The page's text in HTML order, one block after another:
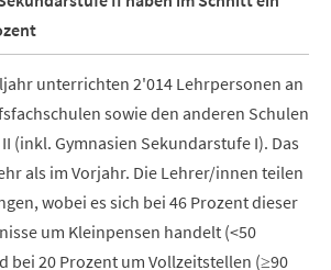
unterrichten 2'014 Lehrpersonen an
sowie den anderen Schulen
(inkl. Gymnasien Sekundarstufe I). Das
als im Vorjahr. Die Lehrer/innen teilen
wobei es sich bei 46 Prozent dieser
um Kleinpensen handelt (<50
bei 20 Prozent um Vollzeitstellen (≥90